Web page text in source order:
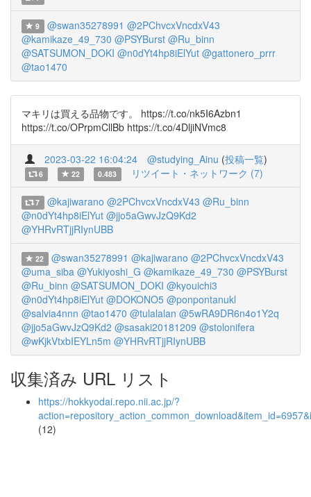
9 @swan35278991 @2PChvcxVncdxV43
@kamikaze_49_730 @PSYBurst @Ru_binn
@SATSUMON_DOKI @n0dYt4hp8iElYut @gattonero_prrr
@tao1470
マキリは買える品物です。 https://t.co/nk5I6Azbn1
https://t.co/OPrpmCllBb https://t.co/4DljiNVmc8
2023-03-22 16:04:24 @studying_Ainu (投稿一覧)
6 22 0.483 リツイート・ネットワーク (7)
7 @kajiwarano @2PChvcxVncdxV43 @Ru_binn
@n0dYt4hp8iElYut @jjo5aGwvJzQ9Kd2
@YHRvRTjjRIynUBB
22 @swan35278991 @kajiwarano @2PChvcxVncdxV43
@uma_siba @Yukiyoshi_G @kamikaze_49_730 @PSYBurst
@Ru_binn @SATSUMON_DOKI @kyouichi3
@n0dYt4hp8iElYut @DOKONO5 @ponpontanukl
@salvia4nnn @tao1470 @tulalalan @5wRA9DR6n4o1Y2q
@jjo5aGwvJzQ9Kd2 @sasaki20181209 @stolonifera
@wKjkVtxbIEYLn5m @YHRvRTjjRIynUBB
収集済み URL リスト
https://hokkyodai.repo.nii.ac.jp/?
(12)